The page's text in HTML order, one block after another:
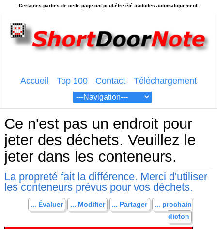
Accueil Top 100 Contact Téléchargement
Ce n'est pas un endroit pour
jeter des déchets. Veuillez le
jeter dans les conteneurs.
La propreté fait la différence. Merci d'utiliser
les conteneurs prévus pour vos déchets.
... Évaluer ... Modifier ... Partager
... prochain
dicton